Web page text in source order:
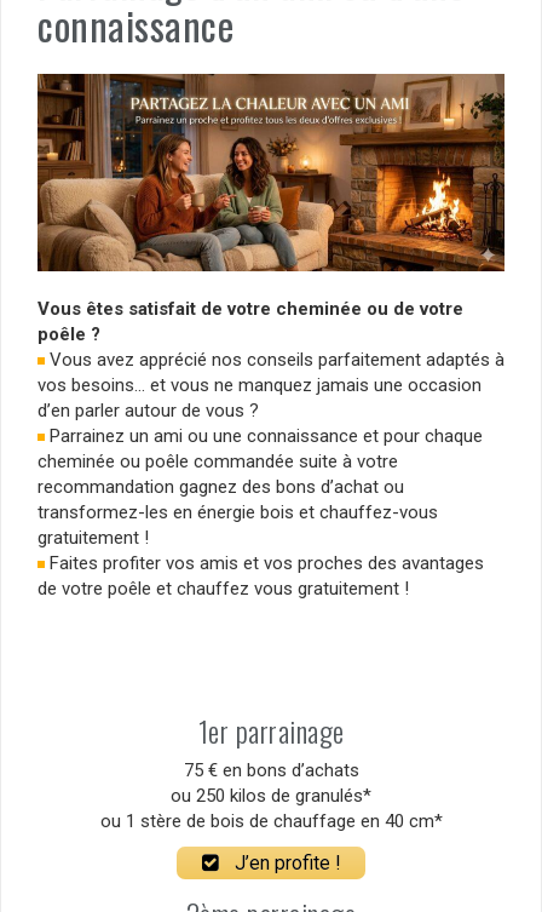
connaissance
Vous êtes satisfait de votre cheminée ou de votre
poêle ?
Vous avez apprécié nos conseils parfaitement adaptés à
vos besoins… et vous ne manquez jamais une occasion
d’en parler autour de vous ?
Parrainez un ami ou une connaissance et pour chaque
cheminée ou poêle commandée suite à votre
recommandation gagnez des bons d’achat ou
transformez-les en énergie bois et chauffez-vous
gratuitement !
Faites profiter vos amis et vos proches des avantages
de votre poêle et chauffez vous gratuitement !
1er parrainage
75 € en bons d’achats
ou 250 kilos de granulés*
ou 1 stère de bois de chauffage en 40 cm*
J’en profite !